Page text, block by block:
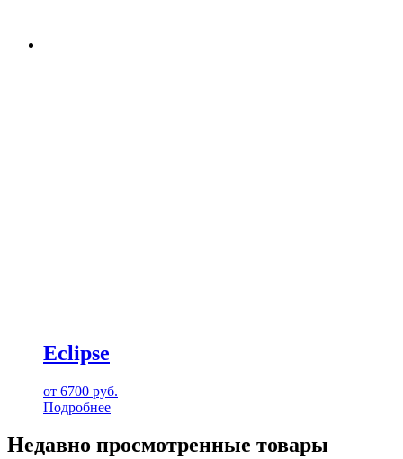
Eclipse
от 6700 руб.
Подробнее
Недавно просмотренные товары